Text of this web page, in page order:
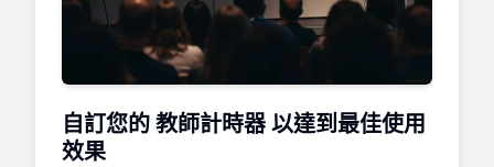
自訂您的 教師計時器 以達到最佳使用
效果